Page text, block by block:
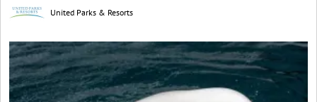
United Parks & Resorts